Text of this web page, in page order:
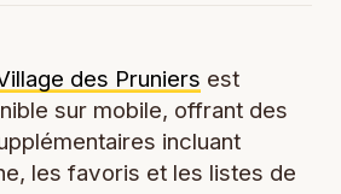
des Pruniers est
sur mobile, offrant des
incluant
les favoris et les listes de